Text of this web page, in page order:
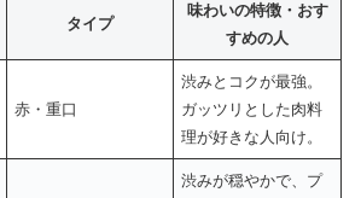
タイプ
味わいの特徴・おす
すめの人
赤・重口
渋みとコクが最強。
ガッツリとした肉料
理が好きな人向け。
渋みが穏やかで、プ